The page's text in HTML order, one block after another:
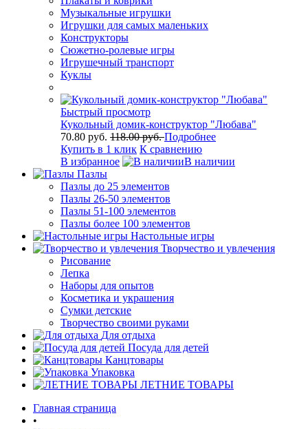
Музыкальные игрушки
Игрушки для самых маленьких
Конструкторы
Сюжетно-ролевые игры
Игрушечный транспорт
Куклы
Быстрый просмотр
Кукольный домик-конструктор "Любава"
70.80 руб. 118.00 руб.Подробнее
Купить в 1 клик К сравнению
В избранное
В наличии
Пазлы
Пазлы до 25 элементов
Пазлы 26-50 элементов
Пазлы 51-100 элементов
Пазлы более 100 элементов
Настольные игры
Творчество и увлечения
Рисование
Лепка
Наборы для опытов
Косметика и украшения
Сумки детские
Творчество своими руками
Для отдыха
Посуда для детей
Канцтовары
Упаковка
ЛЕТНИЕ ТОВАРЫ
Главная страница
•